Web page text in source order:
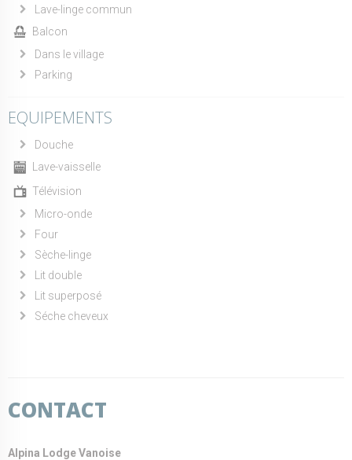
Lave-linge commun
Balcon
Dans le village
Parking
EQUIPEMENTS
Douche
Lave-vaisselle
Télévision
Micro-onde
Four
Sèche-linge
Lit double
Lit superposé
Séche cheveux
CONTACT
Alpina Lodge Vanoise